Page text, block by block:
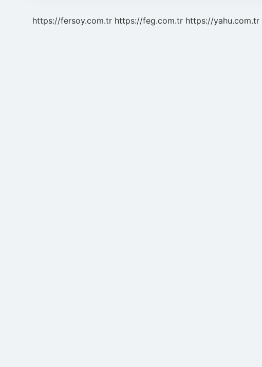
https://fersoy.com.tr https://feg.com.tr https://yahu.com.tr